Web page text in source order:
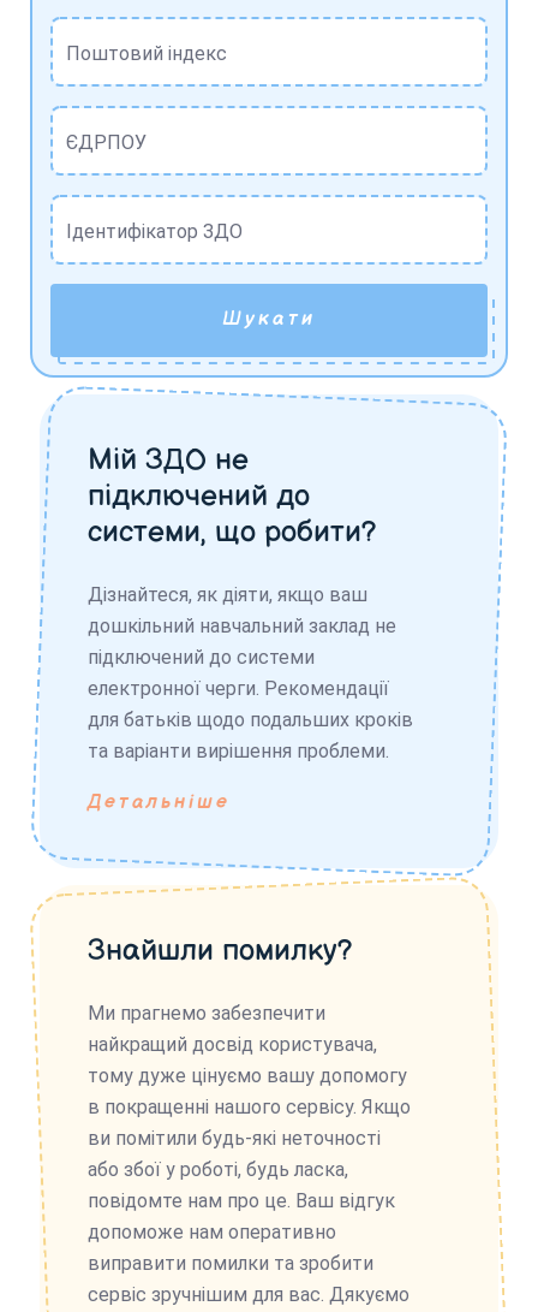
Поштовий індекс
ЄДРПОУ
Ідентифікатор ЗДО
Шукати
Мій ЗДО не
підключений до
системи, що робити?
Дізнайтеся, як діяти, якщо ваш
дошкільний навчальний заклад не
підключений до системи
електронної черги. Рекомендації
для батьків щодо подальших кроків
та варіанти вирішення проблеми.
Детальніше
Знайшли помилку?
Ми прагнемо забезпечити
найкращий досвід користувача,
тому дуже цінуємо вашу допомогу
в покращенні нашого сервісу. Якщо
ви помітили будь-які неточності
або збої у роботі, будь ласка,
повідомте нам про це. Ваш відгук
допоможе нам оперативно
виправити помилки та зробити
сервіс зручнішим для вас. Дякуємо